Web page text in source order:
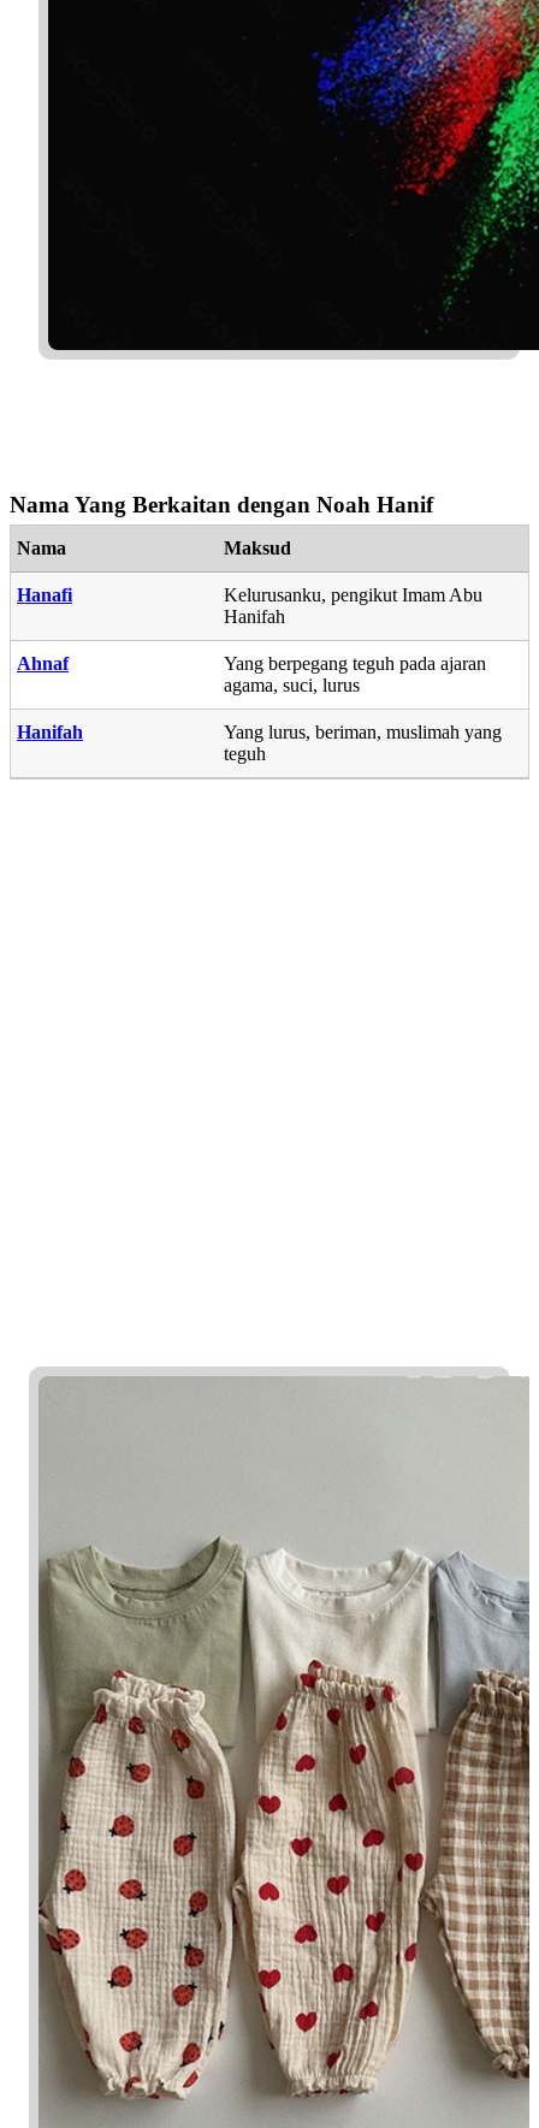
Nama Yang Berkaitan dengan Noah Hanif
Nama Maksud
Hanafi
Kelurusanku, pengikut Imam Abu
Hanifah
Ahnaf
Yang berpegang teguh pada ajaran
agama, suci, lurus
Hanifah
Yang lurus, beriman, muslimah yang
teguh